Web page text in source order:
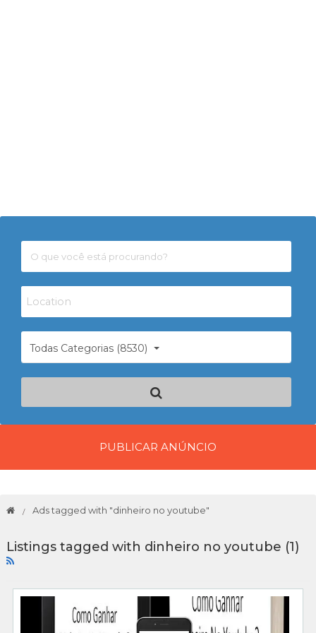
Todas Categorias (8530)
PUBLICAR ANÚNCIO
Ads tagged with "dinheiro no youtube"
Listings tagged with dinheiro no youtube (1)